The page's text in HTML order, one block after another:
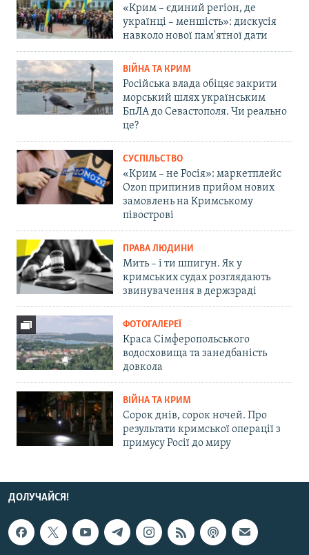
«Крим – єдиний регіон, де
українці – меншість»: дискусія
навколо нової пам'ятної дати
ВІЙНА ТА КРИМ
Російська влада обіцяє закрити
морський шлях українським
БпЛА до Севастополя. Чи реально
це?
СУСПІЛЬСТВО
«Крим – не Росія»: маркетплейс
Ozon припинив прийом нових
замовлень на Кримському
півострові
ПРАВА ЛЮДИНИ
Мить – і ти шпигун. Як у
кримських судах розглядають
звинувачення в держзраді
ФОТОГАЛЕРЕЇ
Краса Сімферопольського
водосховища та занедбаність
довкола
ВІЙНА ТА КРИМ
Сорок днів, сорок ночей. Про
результати кримської операції з
примусу Росії до миру
ДОЛУЧАЙСЯ!